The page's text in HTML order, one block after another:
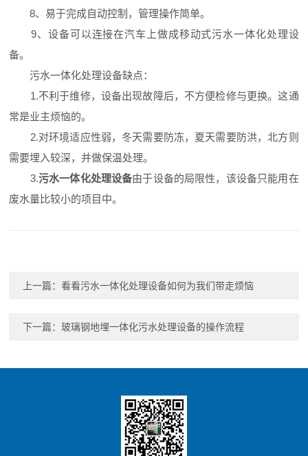
8、易于完成自动控制，管理操作简单。
9、设备可以连接在汽车上做成移动式污水一体化处理设
备。
污水一体化处理设备缺点：
1.不利于维修，设备出现故障后，不方便检修与更换。这通
常是业主烦恼的。
2.对环境适应性弱，冬天需要防冻，夏天需要防洪，北方则
需要埋入较深，并做保温处理。
3.污水一体化处理设备由于设备的局限性，该设备只能用在
废水量比较小的项目中。
上一篇：看看污水一体化处理设备如何为我们带走烦恼
下一篇：玻璃钢地埋一体化污水处理设备的操作流程